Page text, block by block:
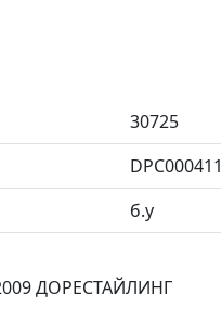
30725
DPC000411
б.у
ДОРЕСТАЙЛИНГ